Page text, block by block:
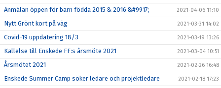
Anmälan öppen för barn födda 2015 & 2016 &#9917; 2021-04-06 11:10
Nytt Grönt kort på väg 2021-03-31 14:02
Covid-19 uppdatering 18/3 2021-03-19 13:26
Kallelse till Enskede FF:s årsmöte 2021 2021-03-04 10:51
Årsmötet 2021 2021-02-26 16:48
Enskede Summer Camp söker ledare och projektledare 2021-02-18 17:23